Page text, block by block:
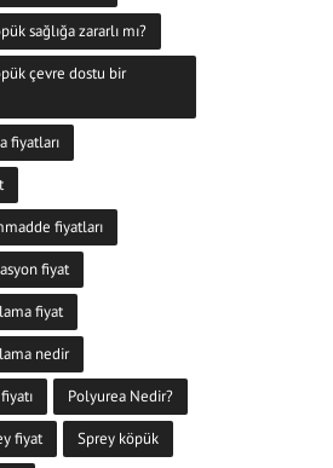
sağlığa zararlı mı?
çevre dostu bir
fiyatları
fiyatları
fiyat
fiyat
nedir
Polyurea Nedir?
fiyat Sprey köpük